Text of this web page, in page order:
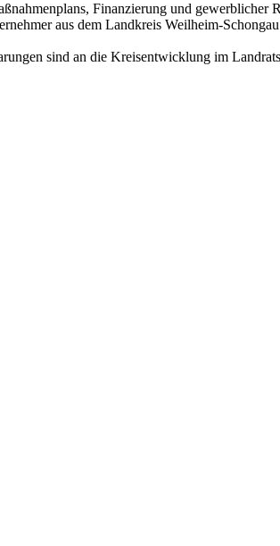
Finanzierung und gewerblicher
aus dem Landkreis Weilheim-
sind an die Kreisentwicklung im